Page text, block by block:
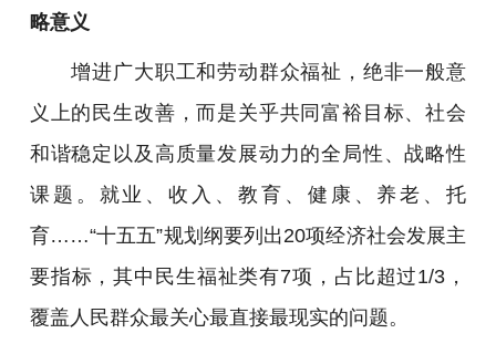
略意义
增进广大职工和劳动群众福祉，绝非一般意
义上的民生改善，而是关乎共同富裕目标、社会
和谐稳定以及高质量发展动力的全局性、战略性
课题。就业、收入、教育、健康、养老、托
育……“十五五”规划纲要列出20项经济社会发展主
要指标，其中民生福祉类有7项，占比超过1/3，
覆盖人民群众最关心最直接最现实的问题。